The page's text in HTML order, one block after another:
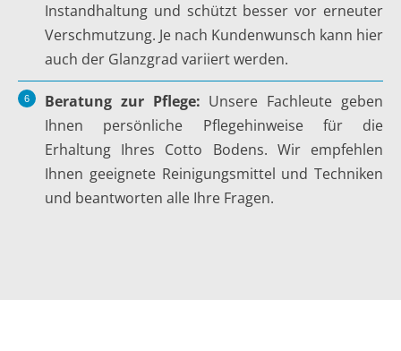
Instandhaltung und schützt besser vor erneuter
Verschmutzung. Je nach Kundenwunsch kann hier
auch der Glanzgrad variiert werden.
Beratung zur Pflege: Unsere Fachleute geben
Ihnen persönliche Pflegehinweise für die
Erhaltung Ihres Cotto Bodens. Wir empfehlen
Ihnen geeignete Reinigungsmittel und Techniken
und beantworten alle Ihre Fragen.